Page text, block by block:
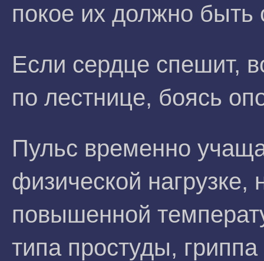
покое их должно быть
Если сердце спешит,
по лестнице, боясь
Пульс временно
физической нагрузке,
повышенной
типа простуды,